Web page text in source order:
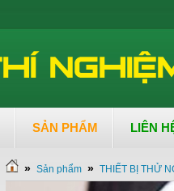
SẢN PHẨM LIÊN
» Sản phẩm » THIẾT BỊ THỬ